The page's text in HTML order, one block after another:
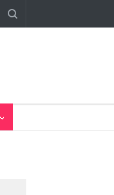
Effaçons définitivement la